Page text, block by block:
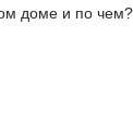
доме и по